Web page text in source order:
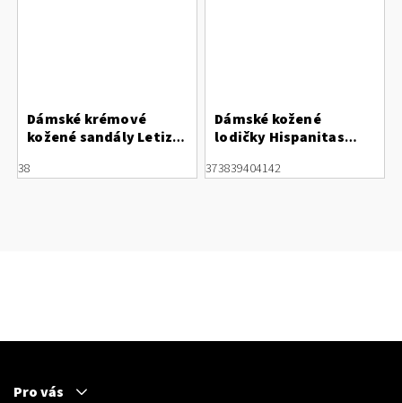
Dámské krémové
kožené sandály Letizia
šněrováním
38
Dámské kožené
lodičky Hispanitas
373839404142
Pro vás